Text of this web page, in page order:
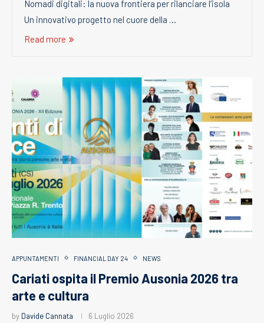
Nomadi digitali: la nuova frontiera per rilanciare l’isola
Un innovativo progetto nel cuore della …
Read more
APPUNTAMENTI FINANCIAL DAY 24 NEWS
Cariati ospita il Premio Ausonia 2026 tra
arte e cultura
by Davide Cannata 6 Luglio 2026